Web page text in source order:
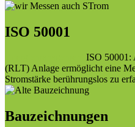
ISO 50001
ISO 50001:
(RLT) Anlage ermöglicht eine
Stromstärke berührungslos zu
Bauzeichnungen